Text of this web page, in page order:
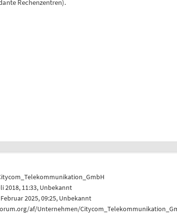
Rechenzentren).
2018, 11:33, Unbekannt
2025, 09:25, Unbekannt
af/Unternehmen/